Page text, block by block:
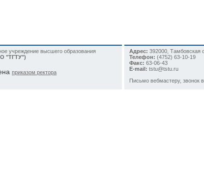
учреждение высшего образования
"ТГТУ")
приказом ректора
Адрес: 392000, Тамбовская
Телефон: (4752) 63-10-19
Факс: 63-06-43
E-mail: tstu@tstu.ru
Письмо вебмастеру, звонок